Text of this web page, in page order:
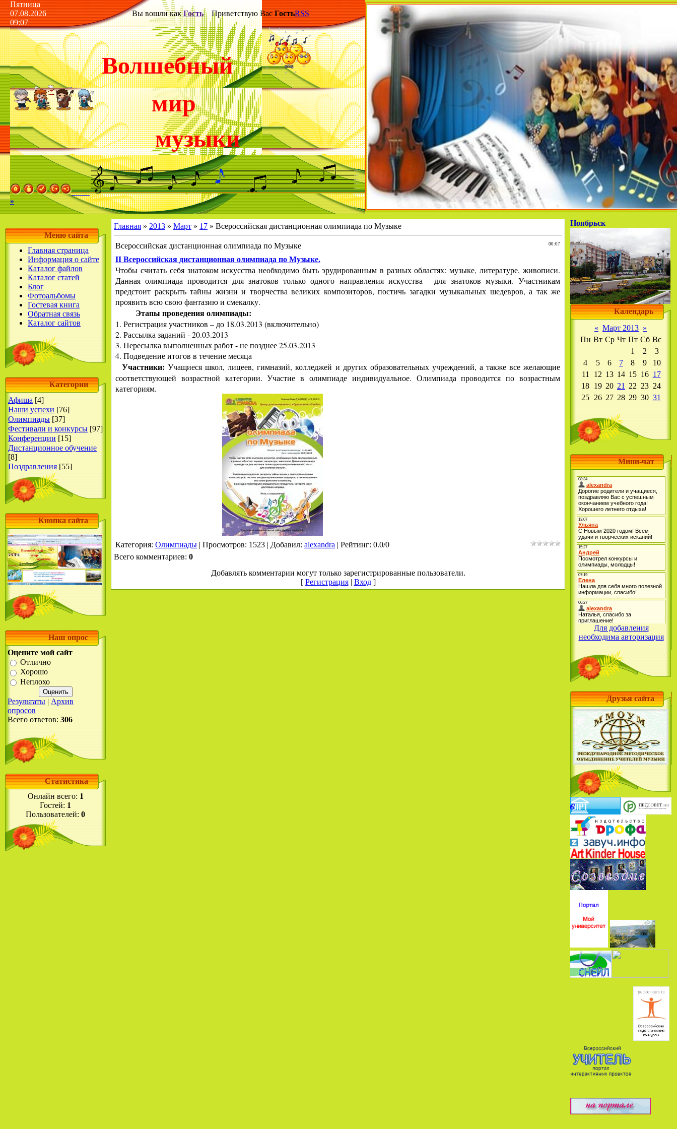
Пятница
07.08.2026
09:07
Вы вошли как ГостьПриветствую Вас ГостьRSS
Волшебный
мир
музыки
»
Меню сайта
Главная страница
Информация о сайте
Каталог файлов
Каталог статей
Блог
Фотоальбомы
Гостевая книга
Обратная связь
Каталог сайтов
Категории
Афиша [4]
Наши успехи [76]
Олимпиады [37]
Фестивали и конкурсы [97]
Конференции [15]
Дистанционное обучение
[8]
Поздравления [55]
Кнопка сайта
Наш опрос
Оцените мой сайт
Отлично
Хорошо
Неплохо
Результаты | Архив
опросов
Всего ответов: 306
Статистика
Онлайн всего: 1
Гостей: 1
Пользователей: 0
Главная » 2013 » Март » 17 » Всероссийская дистанционная олимпиада по Музыке
00:07
Всероссийская дистанционная олимпиада по Музыке
II Всероссийская дистанционная олимпиада по Музыке.
Чтобы считать себя знатоком искусства необходимо быть эрудированным в разных областях: музыке, литературе, живописи.
Данная олимпиада проводится для знатоков только одного направления искусства - для знатоков музыки. Участникам
предстоит раскрыть тайны жизни и творчества великих композиторов, постичь загадки музыкальных шедевров, а так же
проявить всю свою фантазию и смекалку.
Этапы проведения олимпиады:
1. Регистрация участников – до 18.03.2013 (включительно)
2. Рассылка заданий - 20.03.2013
3. Пересылка выполненных работ - не позднее 25.03.2013
4. Подведение итогов в течение месяца
Участники: Учащиеся школ, лицеев, гимназий, колледжей и других образовательных учреждений, а также все желающие
соответствующей возрастной категории. Участие в олимпиаде индивидуальное. Олимпиада проводится по возрастным
категориям.
Категория: Олимпиады | Просмотров: 1523 | Добавил: alexandra | Рейтинг: 0.0/0
Всего комментариев: 0
Добавлять комментарии могут только зарегистрированные пользователи.
[ Регистрация| Вход]
Ноябрьск
Календарь
« Март 2013 »
Пн Вт Ср Чт Пт Сб Вс
1
2
3
4
5 6 7 8 9
10
11
12 13 14 15 16 17
18 19 20 21 22 23 24
25 26 27 28 29 30 31
Мини-чат
Для добавления
необходима авторизация
Друзья сайта